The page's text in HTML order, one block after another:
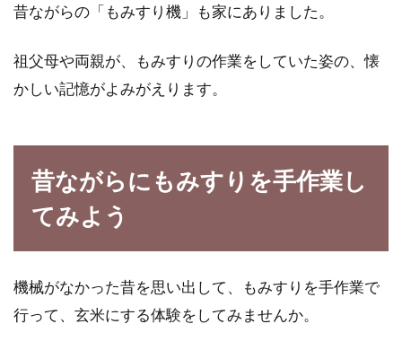
昔ながらの「もみすり機」も家にありました。
祖父母や両親が、もみすりの作業をしていた姿の、懐
かしい記憶がよみがえります。
昔ながらにもみすりを手作業し
てみよう
機械がなかった昔を思い出して、もみすりを手作業で
行って、玄米にする体験をしてみませんか。